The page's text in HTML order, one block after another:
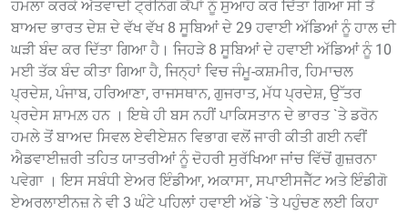
ਹਮਲਾ ਕਰਕੇ ਅੱਤਵਾਦੀ ਟ੍ਰੇਨਿੰਗ ਕੈਂਪਾਂ ਨੂੰ ਸੁਆਹ ਕਰ ਦਿੱਤਾ ਗਿਆ ਸੀ ਤੋਂ
ਬਾਅਦ ਭਾਰਤ ਦੇਸ਼ ਦੇ ਵੱਖ ਵੱਖ 8 ਸੂਬਿਆਂ ਦੇ 29 ਹਵਾਈ ਅੱਡਿਆਂ ਨੂੰ ਹਾਲ ਦੀ
ਘੜੀ ਬੰਦ ਕਰ ਦਿੱਤਾ ਗਿਆ ਹੈ। ਜਿਹੜੇ 8 ਸੂਬਿਆਂ ਦੇ ਹਵਾਈ ਅੱਡਿਆਂ ਨੂੰ 10
ਮਈ ਤੱਕ ਬੰਦ ਕੀਤਾ ਗਿਆ ਹੈ, ਜਿਨ੍ਹਾਂ ਵਿਚ ਜੰਮੂ-ਕਸ਼ਮੀਰ, ਹਿਮਾਚਲ
ਪ੍ਰਦੇਸ਼, ਪੰਜਾਬ, ਹਰਿਆਣਾ, ਰਾਜਸਥਾਨ, ਗੁਜਰਾਤ, ਮੱਧ ਪ੍ਰਦੇਸ਼, ਉੱਤਰ
ਪ੍ਰਦੇਸ ਸ਼ਾਮਲ਼ ਹਨ । ਇਥੇ ਹੀ ਬਸ ਨਹੀਂ ਪਾਕਿਸਤਾਨ ਦੇ ਭਾਰਤ `ਤੇ ਡਰੋਨ
ਹਮਲੇ ਤੋਂ ਬਾਅਦ ਸਿਵਲ ਏਵੀਏਸ਼ਨ ਵਿਭਾਗ ਵਲੋਂ ਜਾਰੀ ਕੀਤੀ ਗਈ ਨਵੀਂ
ਐਡਵਾਈਜ਼ਰੀ ਤਹਿਤ ਯਾਤਰੀਆਂ ਨੂੰ ਦੋਹਰੀ ਸੁਰੱਖਿਆ ਜਾਂਚ ਵਿੱਚੋਂ ਗੁਜ਼ਰਨਾ
ਪਵੇਗਾ । ਇਸ ਸਬੰਧੀ ਏਅਰ ਇੰਡੀਆ, ਅਕਾਸਾ, ਸਪਾਈਸਜੈੱਟ ਅਤੇ ਇੰਡੀਗੋ
ਏਅਰਲਾਈਨਜ਼ ਨੇ ਵੀ 3 ਘੰਟੇ ਪਹਿਲਾਂ ਹਵਾਈ ਅੱਡੇ `ਤੇ ਪਹੁੰਚਣ ਲਈ ਕਿਹਾ